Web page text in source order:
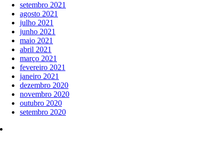
setembro 2021
agosto 2021
julho 2021
junho 2021
maio 2021
abril 2021
março 2021
fevereiro 2021
janeiro 2021
dezembro 2020
novembro 2020
outubro 2020
setembro 2020